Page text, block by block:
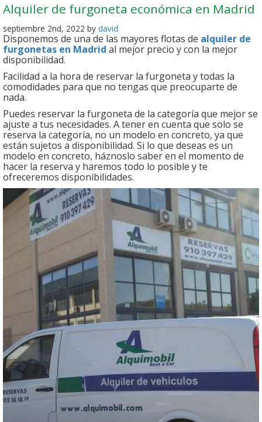
Alquiler de furgoneta económica en Madrid
septiembre 2nd, 2022 by david
Disponemos de una de las mayores flotas de alquiler de
furgonetas en Madrid al mejor precio y con la mejor
disponibilidad.
Facilidad a la hora de reservar la furgoneta y todas la
comodidades para que no tengas que preocuparte de
nada.
Puedes reservar la furgoneta de la categoría que mejor se
ajuste a tus necesidades. A tener en cuenta que solo se
reserva la categoría, no un modelo en concreto, ya que
están sujetos a disponibilidad. Si lo que deseas es un
modelo en concreto, háznoslo saber en el momento de
hacer la reserva y haremos todo lo posible y te
ofreceremos disponibilidades.